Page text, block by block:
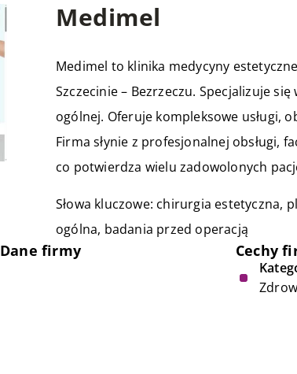
Medimel
Medimel to klinika medycyny
Szczecinie – Bezrzeczu. Specjalizuje
ogólnej. Oferuje kompleksowe usługi,
Firma słynie z profesjonalnej obsługi,
co potwierdza wielu zadowolonych
Słowa kluczowe: chirurgia estetyczna,
ogólna, badania przed operacją
Dane firmy Cechy